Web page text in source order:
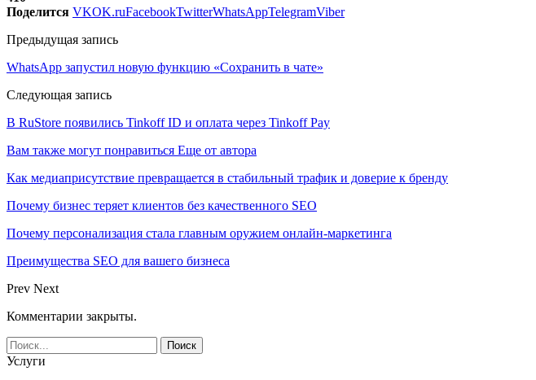
Поделится VKOK.ruFacebookTwitterWhatsAppTelegramViber
Предыдущая запись
WhatsApp запустил новую функцию «Сохранить в чате»
Следующая запись
В RuStore появились Tinkoff ID и оплата через Tinkoff Pay
Вам также могут понравиться Еще от автора
Как медиаприсутствие превращается в стабильный трафик и доверие к бренду
Почему бизнес теряет клиентов без качественного SEO
Почему персонализация стала главным оружием онлайн-маркетинга
Преимущества SEO для вашего бизнеса
Prev Next
Комментарии закрыты.
Услуги